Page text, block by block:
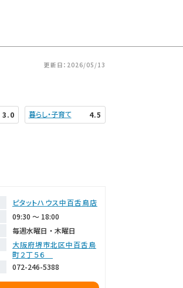
更新日：2026/05/13
3.0 暮らし・子育て 4.5
ピタットハウス中百舌鳥店
09:30 ～ 18:00
毎週水曜日・木曜日
大阪府堺市北区中百舌鳥
町２丁５６
072-246-5388